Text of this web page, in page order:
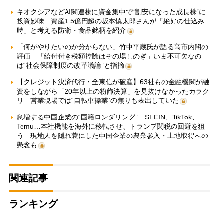
キオクシアなどAI関連株に資金集中で“割安になった成長株”に
投資妙味 資産1.5億円超の坂本慎太郎さんが「絶好の仕込み
時」と考える防衛・食品銘柄を紹介
「何がやりたいのか分からない」竹中平蔵氏が語る高市内閣の
評価 「給付付き税額控除はその場しのぎ」いま不可欠なの
は“社会保障制度の改革議論”と指摘
【クレジット決済代行・全東信が破産】63社もの金融機関が融
資をしながら「20年以上の粉飾決算」を見抜けなかったカラク
リ 営業現場では“自転車操業”の焦りも表出していた
急増する中国企業の“国籍ロンダリング” SHEIN、TikTok、
Temu…本社機能を海外に移転させ、トランプ関税の回避を狙
う 現地人を隠れ蓑にした中国企業の農業参入・土地取得への
懸念も
関連記事
ランキング